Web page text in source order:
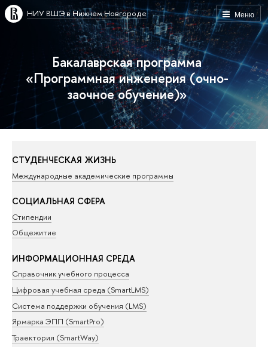
Меню
НИУ ВШЭ в Нижнем Новгороде
Бакалаврская программа
«Программная инженерия (очно-
заочное обучение)»
СТУДЕНЧЕСКАЯ ЖИЗНЬ
Международные академические программы
СОЦИАЛЬНАЯ СФЕРА
Стипендии
Общежитие
ИНФОРМАЦИОННАЯ СРЕДА
Справочник учебного процесса
Цифровая учебная среда (SmartLMS)
Система поддержки обучения (LMS)
Ярмарка ЭПП (SmartPro)
Траектория (SmartWay)